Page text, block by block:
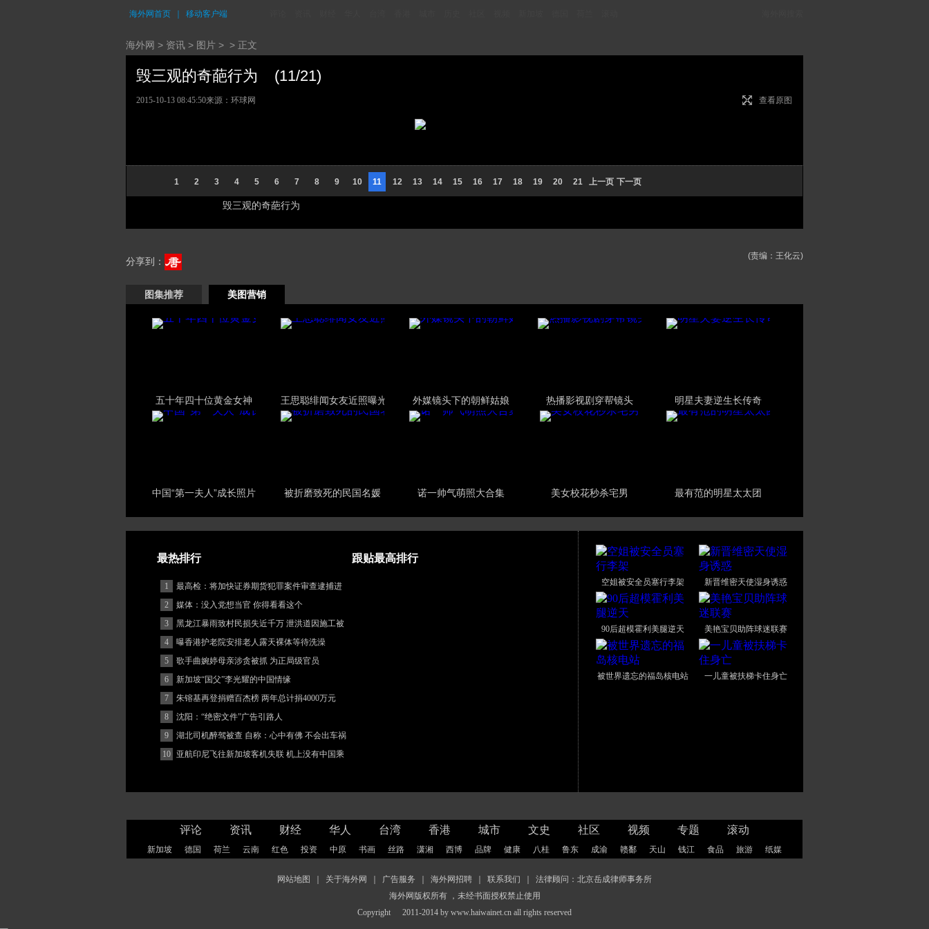
海外网首页 移动客户端
海外网 > 资讯 > 图片 > > 正文
毁三观的奇葩行为 (11/21)
查看原图
2015-10-13 08:45:50来源： 环球网
1 2 3 4 5 6 7 8 9 10 11 12 13 14 15 16 17 18 19 20 21 上一页 下一页
毁三观的奇葩行为
(责编：王化云)
分享到：
图集推荐 美图营销
五十年四十位黄金女神 王思聪绯闻女友近照曝光 外媒镜头下的朝鲜姑娘 热播影视剧穿帮镜头 明星夫妻逆生长传奇
中国“第一夫人”成长照片 被折磨致死的民国名媛 诺一帅气萌照大合集 美女校花秒杀宅男 最有范的明星太太团
最热排行 跟贴最高排行
1
最高检：将加快证券期货犯罪案件审查逮捕进
度
2
媒体：没入党想当官 你得看看这个
3
黑龙江暴雨致村民损失近千万 泄洪道因施工被
堵
4
曝香港护老院安排老人露天裸体等待洗澡
5
歌手曲婉婷母亲涉贪被抓 为正局级官员
6
新加坡“国父”李光耀的中国情缘
7
朱镕基再登捐赠百杰榜 两年总计捐4000万元
8
沈阳：“绝密文件”广告引路人
9
湖北司机醉驾被查 自称：心中有佛 不会出车祸
(图)
10
亚航印尼飞往新加坡客机失联 机上没有中国乘
空姐被安全员塞行李架 新晋维密天使湿身诱惑
90后超模霍利美腿逆天 美艳宝贝助阵球迷联赛
被世界遗忘的福岛核电站 一儿童被扶梯卡住身亡
评论 资讯 财经 华人 台湾 香港 城市 文史 社区 视频 专题 滚动
新加坡 德国 荷兰 云南 红色 投资 中原 书画 丝路 潇湘 西博 品牌 健康 八桂 鲁东 成渝 赣鄱 天山 钱江 食品 旅游 纸媒
网站地图 关于海外网 广告服务 海外网招聘 联系我们
法律顾问：北京岳成律师事务所
海外网版权所有 ，未经书面授权禁止使用
Copyright
2011-2014 by www.haiwainet.cn all rights reserved